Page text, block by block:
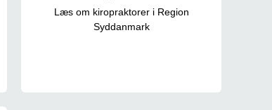
Læs om kiropraktorer i Region
Syddanmark